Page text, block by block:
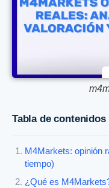
Tabla de contenidos
M4Markets: opinión
tiempo)
¿Qué es